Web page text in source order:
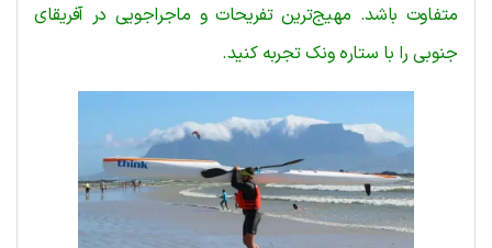
متفاوت باشد. مهیج‌ترین تفریحات و ماجراجویی در آفریقای
جنوبی را با ستاره ونک تجربه کنید.